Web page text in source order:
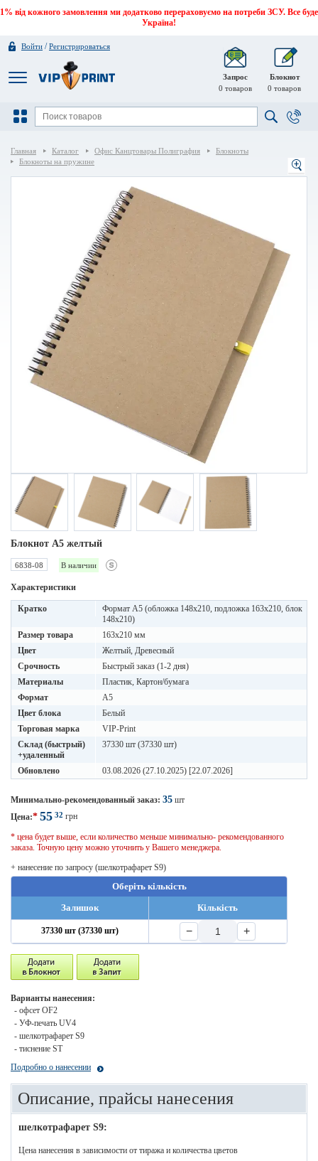
1% від кожного замовлення ми додатково перераховуємо на потреби ЗСУ. Все буде
Україна!
Войти /Регистрироваться
Запрос
0 товаров
Блокнот
0 товаров
Главная Каталог Офис Канцтовары Полиграфия
Блокноты
Блокноты на пружине
Блокнот A5 желтый
6838-08 В наличии
Характеристики
Кратко
Формат А5 (обложка 148х210, подложка 163х210, блок
148х210)
Размер товара
163х210 мм
Цвет
Желтый, Древесный
Срочность
Быстрый заказ (1-2 дня)
Материалы
Пластик, Картон/бумага
Формат
A5
Цвет блока
Белый
Торговая марка
VIP-Print
Склад (быстрый)
+удаленный
37330 шт (37330 шт)
Обновлено 03.08.2026 (27.10.2025) [22.07.2026]
Минимально-рекомендованный заказ: 35 шт
Цена:* 55 32 грн
* цена будет выше, если количество меньше минимально- рекомендованного
заказа. Точную цену можно уточнить у Вашего менеджера.
+ нанесение по запросу (шелкотрафарет S9)
Оберіть кількість
Залишок
Кількість
37330 шт (37330 шт) − +
Варианты нанесения:
- офсет OF2
- УФ-печать UV4
- шелкотрафарет S9
- тиснение ST
Подробно о нанесении
Описание, прайсы нанесения
шелкотрафарет S9:
Цена нанесения в зависимости от тиража и количества цветов